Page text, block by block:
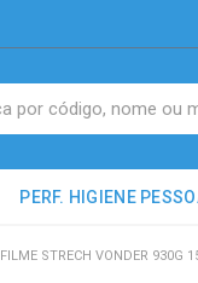
PERF. HIGIENE
FILME STRECH VONDER 930G